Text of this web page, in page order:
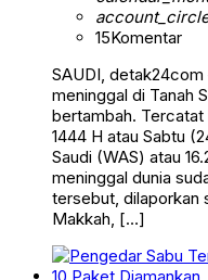
15Komentar
SAUDI, detak24com
meninggal di Tanah
bertambah. Tercatat
1444 H atau Sabtu
Saudi (WAS) atau
meninggal dunia
tersebut, dilaporkan
Makkah, […]